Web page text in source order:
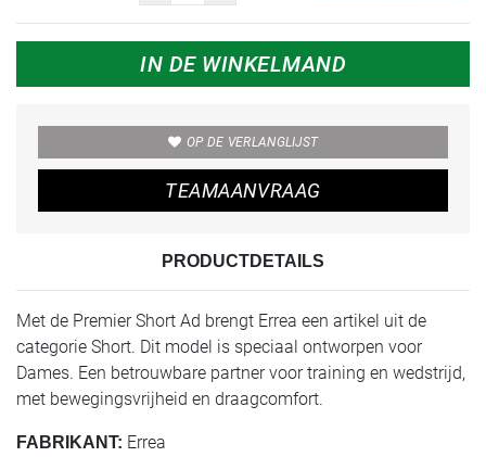
IN DE WINKELMAND
OP DE VERLANGLIJST
TEAMAANVRAAG
PRODUCTDETAILS
Met de Premier Short Ad brengt Errea een artikel uit de
categorie Short. Dit model is speciaal ontworpen voor
Dames. Een betrouwbare partner voor training en wedstrijd,
met bewegingsvrijheid en draagcomfort.
FABRIKANT: Errea